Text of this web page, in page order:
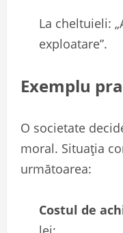
La cheltuieli:
exploatare”.
Exemplu
O societate
moral. Situația
următoarea:
Costul de